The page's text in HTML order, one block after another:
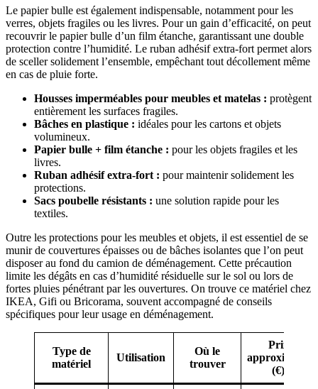
Le papier bulle est également indispensable, notamment pour les
verres, objets fragiles ou les livres. Pour un gain d’efficacité, on peut
recouvrir le papier bulle d’un film étanche, garantissant une double
protection contre l’humidité. Le ruban adhésif extra-fort permet alors
de sceller solidement l’ensemble, empêchant tout décollement même
en cas de pluie forte.
Housses imperméables pour meubles et matelas : protègent
entièrement les surfaces fragiles.
Bâches en plastique : idéales pour les cartons et objets
volumineux.
Papier bulle + film étanche : pour les objets fragiles et les
livres.
Ruban adhésif extra-fort : pour maintenir solidement les
protections.
Sacs poubelle résistants : une solution rapide pour les
textiles.
Outre les protections pour les meubles et objets, il est essentiel de se
munir de couvertures épaisses ou de bâches isolantes que l’on peut
disposer au fond du camion de déménagement. Cette précaution
limite les dégâts en cas d’humidité résiduelle sur le sol ou lors de
fortes pluies pénétrant par les ouvertures. On trouve ce matériel chez
IKEA, Gifi ou Bricorama, souvent accompagné de conseils
spécifiques pour leur usage en déménagement.
Type de
matériel
Utilisation
Où le
trouver
Prix
approximatif
(€)